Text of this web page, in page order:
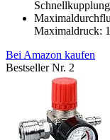
Maximaldruck:
Bei Amazon kaufen
Bestseller Nr. 2